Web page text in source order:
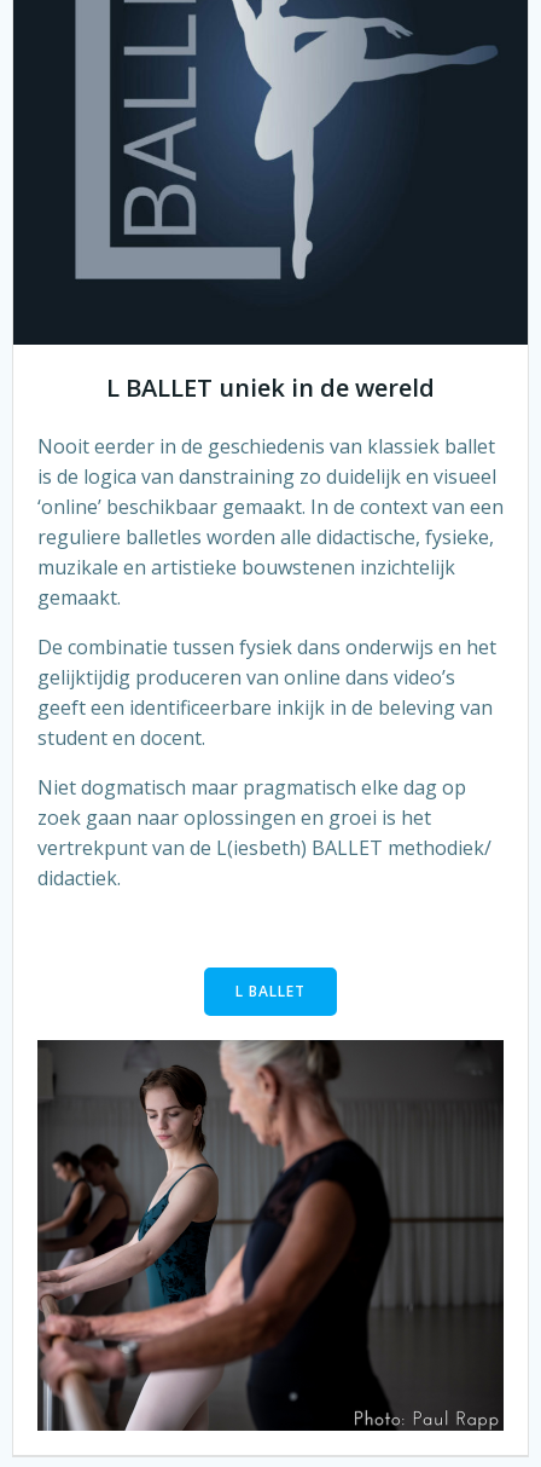
L BALLET uniek in de wereld
Nooit eerder in de geschiedenis van klassiek ballet
is de logica van danstraining zo duidelijk en visueel
‘online’ beschikbaar gemaakt. In de context van een
reguliere balletles worden alle didactische, fysieke,
muzikale en artistieke bouwstenen inzichtelijk
gemaakt.
De combinatie tussen fysiek dans onderwijs en het
gelijktijdig produceren van online dans video’s
geeft een identificeerbare inkijk in de beleving van
student en docent.
Niet dogmatisch maar pragmatisch elke dag op
zoek gaan naar oplossingen en groei is het
vertrekpunt van de L(iesbeth) BALLET methodiek/
didactiek.
L BALLET